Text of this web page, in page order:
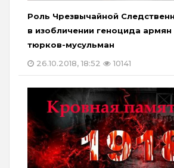
Роль Чрезвычайной
в изобличении геноцида армян
тюрков-мусульман
26.10.2018, 18:52
10141